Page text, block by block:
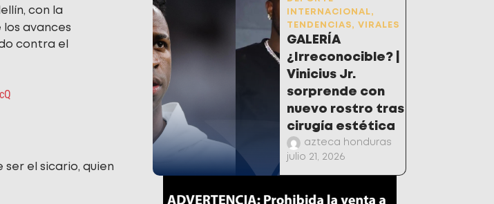
con la
avances
contra el
ser el sicario, quien
INTERNACIONAL,
TENDENCIAS, VIRALES
GALERÍA
¿Irreconocible? |
Vinicius Jr.
sorprende con
nuevo rostro tras
cirugía estética
azteca honduras
julio 21, 2026